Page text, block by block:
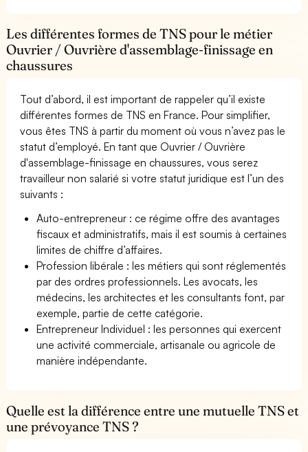
Les différentes formes de TNS pour le métier
Ouvrier / Ouvrière d'assemblage-finissage en
chaussures
Tout d’abord, il est important de rappeler qu’il existe
différentes formes de TNS en France. Pour simplifier,
vous êtes TNS à partir du moment où vous n’avez pas le
statut d’employé. En tant que Ouvrier / Ouvrière
d'assemblage-finissage en chaussures, vous serez
travailleur non salarié si votre statut juridique est l’un des
suivants :
Auto-entrepreneur : ce régime offre des avantages
fiscaux et administratifs, mais il est soumis à certaines
limites de chiffre d’affaires.
Profession libérale : les métiers qui sont réglementés
par des ordres professionnels. Les avocats, les
médecins, les architectes et les consultants font, par
exemple, partie de cette catégorie.
Entrepreneur Individuel : les personnes qui exercent
une activité commerciale, artisanale ou agricole de
manière indépendante.
Quelle est la différence entre une mutuelle TNS et
une prévoyance TNS ?